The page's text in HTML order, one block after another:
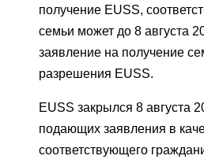
получение EUSS,
семьи может до 8 августа
заявление на получение
разрешения EUSS.
EUSS закрылся 8 августа
подающих заявления в
соответствующего